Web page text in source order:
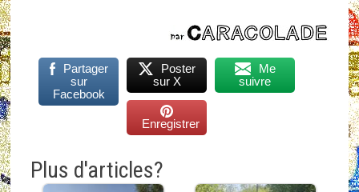
Partager
sur
Facebook
Poster
sur X
Me
suivre
Enregistrer
Plus d'articles?